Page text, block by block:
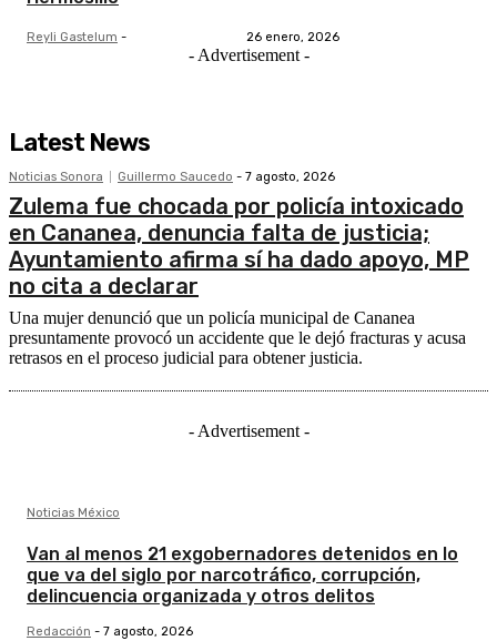
Reyli Gastelum - 26 enero, 2026
- Advertisement -
Latest News
Noticias Sonora Guillermo Saucedo - 7 agosto, 2026
Zulema fue chocada por policía intoxicado
en Cananea, denuncia falta de justicia;
Ayuntamiento afirma sí ha dado apoyo, MP
no cita a declarar
Una mujer denunció que un policía municipal de Cananea
presuntamente provocó un accidente que le dejó fracturas y acusa
retrasos en el proceso judicial para obtener justicia.
- Advertisement -
Noticias México
Van al menos 21 exgobernadores detenidos en lo
que va del siglo por narcotráfico, corrupción,
delincuencia organizada y otros delitos
Redacción - 7 agosto, 2026